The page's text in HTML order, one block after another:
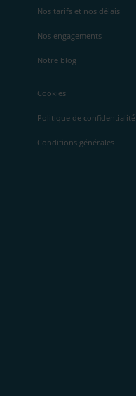
Nos tarifs et nos délais
Nos engagements
Notre blog
Cookies
Politique de confidentialité
Conditions générales